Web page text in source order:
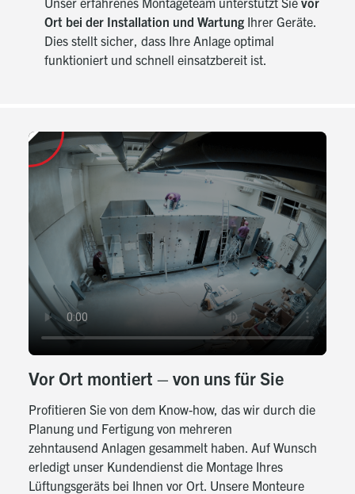
Ort bei der Installation und Wartung Ihrer Geräte.
Dies stellt sicher, dass Ihre Anlage optimal
funktioniert und schnell einsatzbereit ist​.
Vor Ort montiert – von uns für Sie
Profitieren Sie von dem Know-how, das wir durch die
Planung und Fertigung von mehreren
zehntausend Anlagen gesammelt haben. Auf Wunsch
erledigt unser Kundendienst die Montage Ihres
Lüftungsgeräts bei Ihnen vor Ort. Unsere Monteure
play